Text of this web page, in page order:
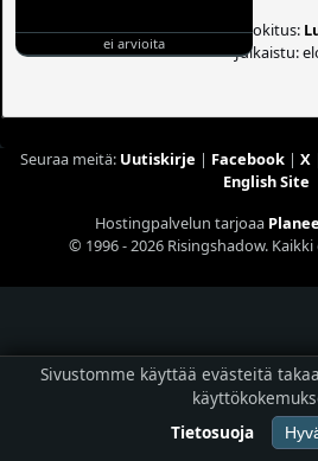
ei arvioita
Luokitus:
Julkaistu:
Seuraa meitä: Uutiskirje | Facebook| X
English Site
Hostingpalvelun tarjoaa
© 1996 - 2026 Risingshadow.
Sivustomme käyttää evästeitä
Tietosuoja